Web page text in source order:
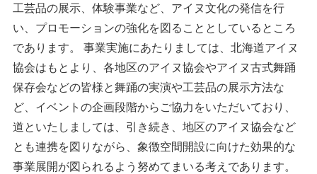
工芸品の展示、体験事業など、アイヌ文化の発信を行
い、プロモーションの強化を図ることとしているところ
であります。 事業実施にあたりましては、北海道アイヌ
協会はもとより、各地区のアイヌ協会やアイヌ古式舞踊
保存会などの皆様と舞踊の実演や工芸品の展示方法な
ど、イベントの企画段階からご協力をいただいており、
道といたしましては、引き続き、地区のアイヌ協会など
とも連携を図りながら、象徴空間開設に向けた効果的な
事業展開が図られるよう努めてまいる考えであります。